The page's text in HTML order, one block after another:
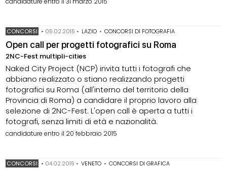
CONCORSI • 05.02.2015 • LAZIO • CONCORSI DI FOTOGRAFIA
Open call per progetti fotografici su Roma
2NC-Fest multipli-cities
Naked City Project (NCP) invita tutti i fotografi che
abbiano realizzato o stiano realizzando progetti
fotografici su Roma (all'interno del territorio della
Provincia di Roma) a candidare il proprio lavoro alla
selezione di 2NC-Fest. L'open call è aperta a tutti i
fotografi, senza limiti di età e nazionalità.
candidature entro il 20 febbraio 2015
CONCORSI • 04.02.2015 • VENETO • CONCORSI DI GRAFICA